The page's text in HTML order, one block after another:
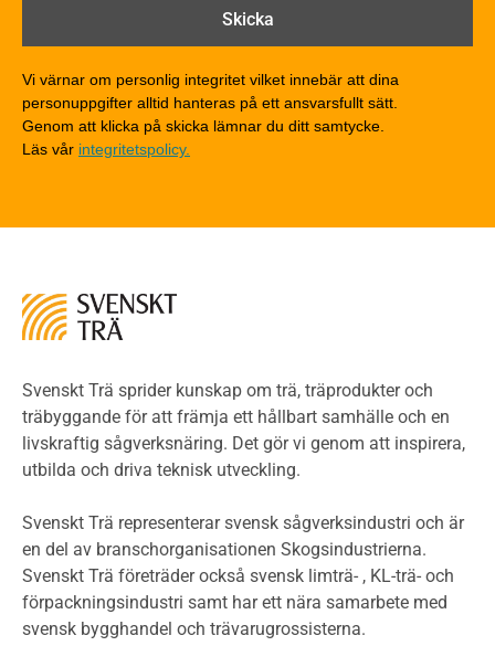
Brandklasser för material och konstruktioner
Träkonstruktioners brandmotstånd
Detaljlösningar
Träytors brandegenskaper
Tekniska byten med sprinkler
Riskvärdering i flervåningsbostadshus
Miljöeffekter
LCA
Miljödeklarationer och märkning
Termer och förkortningar
Planering
Klimatkalkylator hallar
Projektering av trähus - generellt
Byggsystem
Fasadsystem i skivmaterial
Bullerskärmar och andra utomhuskonstruktioner
Vi värnar om personlig integritet vilket innebär att dina
personuppgifter alltid hanteras på ett ansvarsfullt sätt.
Genom att klicka på skicka lämnar du ditt samtycke.
Läs vår integritetspolicy.
Svenskt Trä sprider kunskap om trä, träprodukter och
träbyggande för att främja ett hållbart samhälle och en
livskraftig sågverksnäring. Det gör vi genom att inspirera,
utbilda och driva teknisk utveckling.
Svenskt Trä representerar svensk sågverksindustri och är
en del av branschorganisationen Skogsindustrierna.
Svenskt Trä företräder också svensk limträ- , KL-trä- och
förpackningsindustri samt har ett nära samarbete med
svensk bygghandel och trävarugrossisterna.